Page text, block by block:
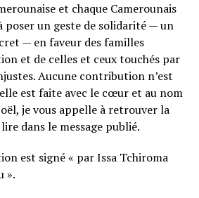
et chaque Camerounais
poser un geste de solidarité — un
— en faveur des familles
et de celles et ceux touchés par
Aucune contribution n’est
est faite avec le cœur et au nom
je vous appelle à retrouver la
dans le message publié.
est signé « par Issa Tchiroma
».